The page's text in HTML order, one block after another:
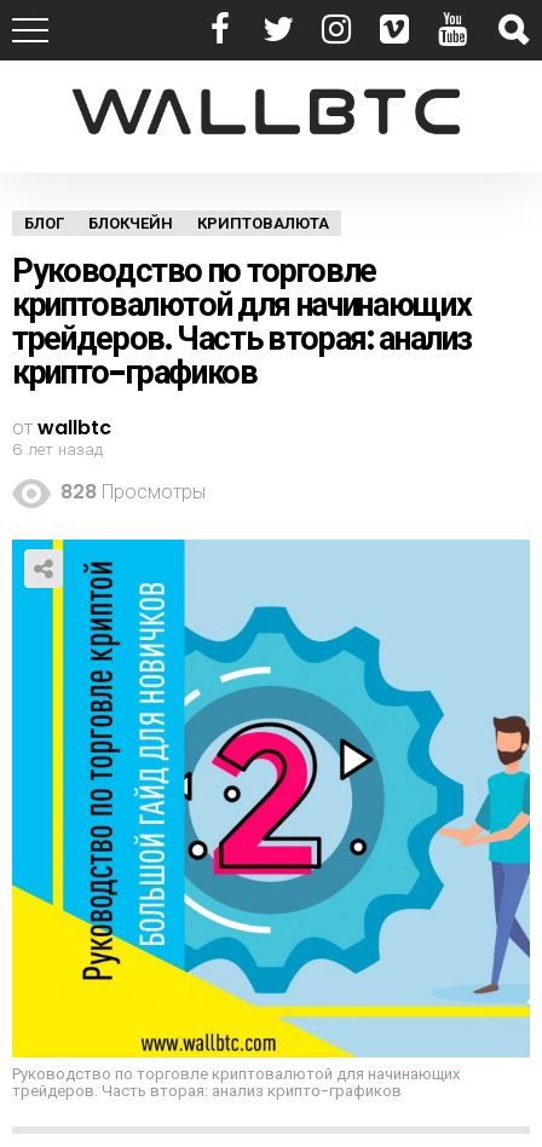
БЛОГ БЛОКЧЕЙН КРИПТОВАЛЮТА
Руководство по торговле
криптовалютой для начинающих
трейдеров. Часть вторая: анализ
крипто-графиков
отwallbtc
6 лет назад
828 Просмотры
Руководство по торговле криптовалютой для начинающих
трейдеров. Часть вторая: анализ крипто-графиков